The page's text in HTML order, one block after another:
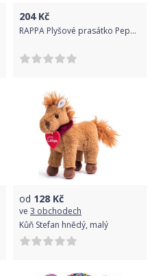
204Kč
RAPPA Plyšové prasátko Peppa Pig 14 cm
od 128 Kč
ve 3 obchodech
Kůň Stefan hnědý, malý